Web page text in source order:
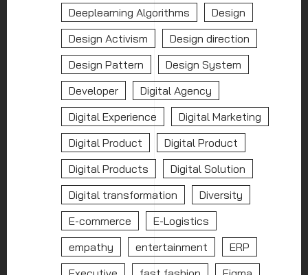
Deeplearning Algorithms
Design
Design Activism
Design direction
Design Pattern
Design System
Developer
Digital Agency
Digital Experience
Digital Marketing
Digital Product
Digital Product
Digital Products
Digital Solution
Digital transformation
Diversity
E-commerce
E-Logistics
empathy
entertainment
ERP